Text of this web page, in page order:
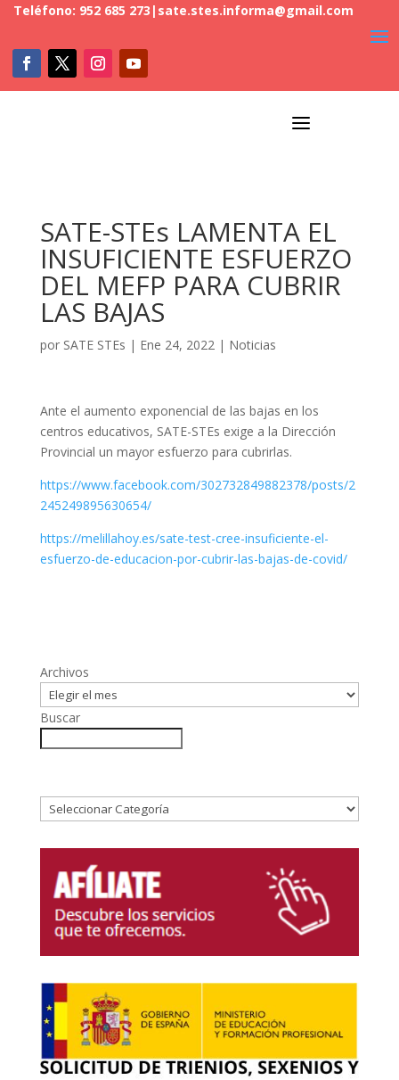
Teléfono: 952 685 273 | sate.stes.informa@gmail.com
a
SATE-STEs LAMENTA EL
INSUFICIENTE ESFUERZO
DEL MEFP PARA CUBRIR
LAS BAJAS
por SATE STEs | Ene 24, 2022| Noticias
Ante el aumento exponencial de las bajas en los
centros educativos, SATE-STEs exige a la Dirección
Provincial un mayor esfuerzo para cubrirlas.
https://www.facebook.com/302732849882378/posts/2
245249895630654/
https://melillahoy.es/sate-test-cree-insuficiente-el-
esfuerzo-de-educacion-por-cubrir-las-bajas-de-covid/
Archivos
Buscar